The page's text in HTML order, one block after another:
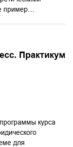
пример…
Практикум
курса
для